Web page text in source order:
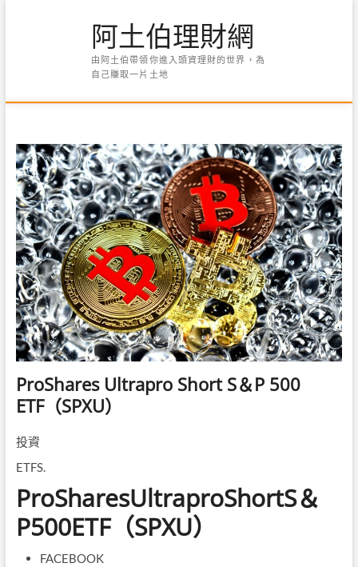
阿土伯理財網
由阿土伯帶領你進入頭資理財的世界，為
自己賺取一片土地
ProShares Ultrapro Short S＆P 500
ETF（SPXU）
投資
ETFS.
ProSharesUltraproShortS＆
P500ETF（SPXU）
FACEBOOK